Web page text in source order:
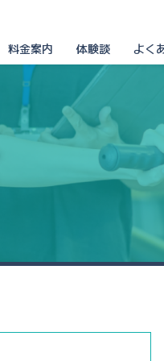
料金案内 体験談 よく